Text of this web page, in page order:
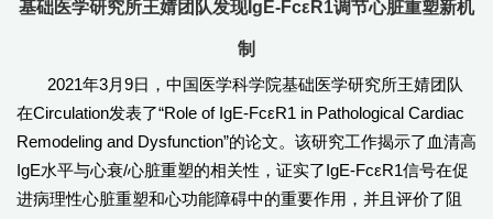
基础医学研究所王婧团队发现IgE-FcεR1调节心脏重塑新机
制
2021年3月9日，中国医学科学院基础医学研究所王婧团队
在Circulation发表了“Role of IgE-FcεR1 in Pathological Cardiac
Remodeling and Dysfunction”的论文。该研究工作揭示了血清高
IgE水平与心衰/心脏重塑的相关性，证实了IgE-FcεR1信号在促
进病理性心脏重塑和心功能障碍中的重要作用，并且评价了阻